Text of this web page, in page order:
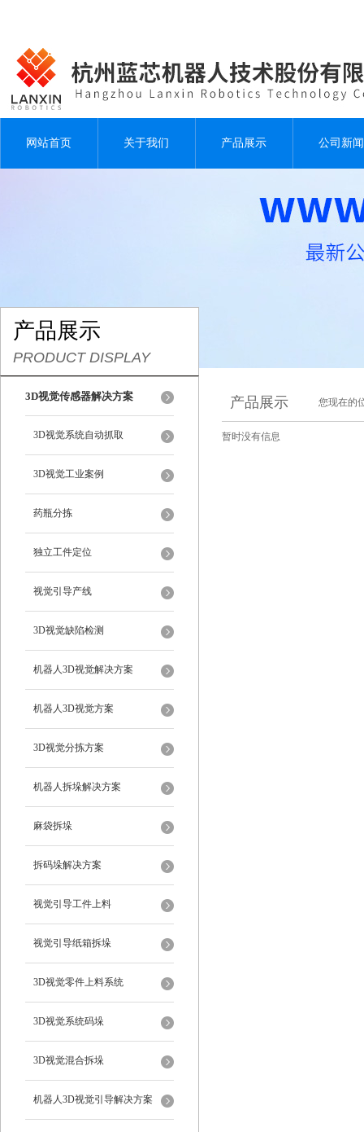
网站首页 关于我们 产品展示 公司新闻
产品展示
PRODUCT DISPLAY
3D视觉传感器解决方案
3D视觉系统自动抓取
3D视觉工业案例
药瓶分拣
独立工件定位
视觉引导产线
3D视觉缺陷检测
机器人3D视觉解决方案
机器人3D视觉方案
3D视觉分拣方案
机器人拆垛解决方案
麻袋拆垛
拆码垛解决方案
视觉引导工件上料
视觉引导纸箱拆垛
3D视觉零件上料系统
3D视觉系统码垛
3D视觉混合拆垛
机器人3D视觉引导解决方案
产品展示 您现在的
暂时没有信息